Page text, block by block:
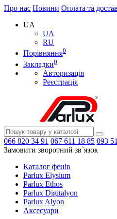
Про нас Новини Оплата та
UA
UA
RU
Порівняння0
Закладки0
Авторизація
Реєстрація
066 820 34 91 067 611 18 85 093
Замовити зворотний зв`язок
Каталог фенів
Parlux Elysium
Parlux Ethos
Parlux Digitalyon
Parlux Alyon
Аксесуари